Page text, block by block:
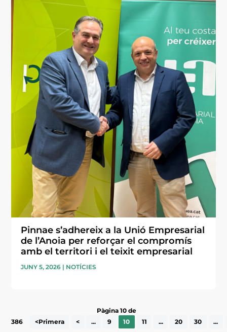
Pinnae s’adhereix a la Unió Empresarial
de l’Anoia per reforçar el compromís
amb el territori i el teixit empresarial
JUNY 5, 2026 | NOTÍCIES
Pàgina 10 de
386
<Primera < ... 9 10 11 ... 20 30 ...